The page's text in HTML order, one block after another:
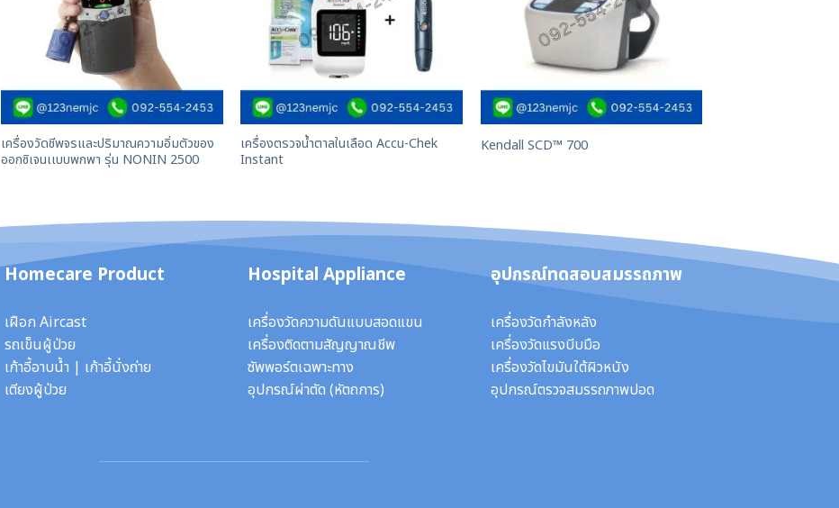
เครื่องวัดชีพจรและปริมาณความอิ่มตัวของ
ออกซิเจนเเบบพกพา รุ่น NONIN 2500
เครื่องตรวจน้ำตาลในเลือด Accu-Chek
Instant
Kendall SCD™ 700
Homecare Product
เฝือก Aircast
รถเข็นผู้ป่วย
เก้าอี้อาบน้ำ | เก้าอี้นั่งถ่าย
เตียงผู้ป่วย
Hospital Appliance
เครื่องวัดความดันแบบสอดแขน
เครื่องติดตามสัญญาณชีพ
ซัพพอร์ตเฉพาะทาง
อุปกรณ์ผ่าตัด (หัตถการ)
อุปกรณ์ทดสอบสมรรถภาพ
เครื่องวัดกำลังหลัง
เครื่องวัดแรงบีบมือ
เครื่องวัดไขมันใต้ผิวหนัง
อุปกรณ์ตรวจสมรรถภาพปอด